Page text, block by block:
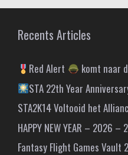
Recents Articles
Red Alert
komt naar
STA 22th Year
STA2K14 Voltooid het
HAPPY NEW YEAR – 2026 –
Fantasy Flight Games Vault